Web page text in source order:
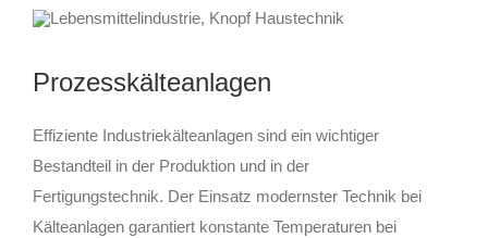
Prozesskälteanlagen
Effiziente Industriekälteanlagen sind ein wichtiger
Bestandteil in der Produktion und in der
Fertigungstechnik. Der Einsatz modernster Technik bei
Kälteanlagen garantiert konstante Temperaturen bei